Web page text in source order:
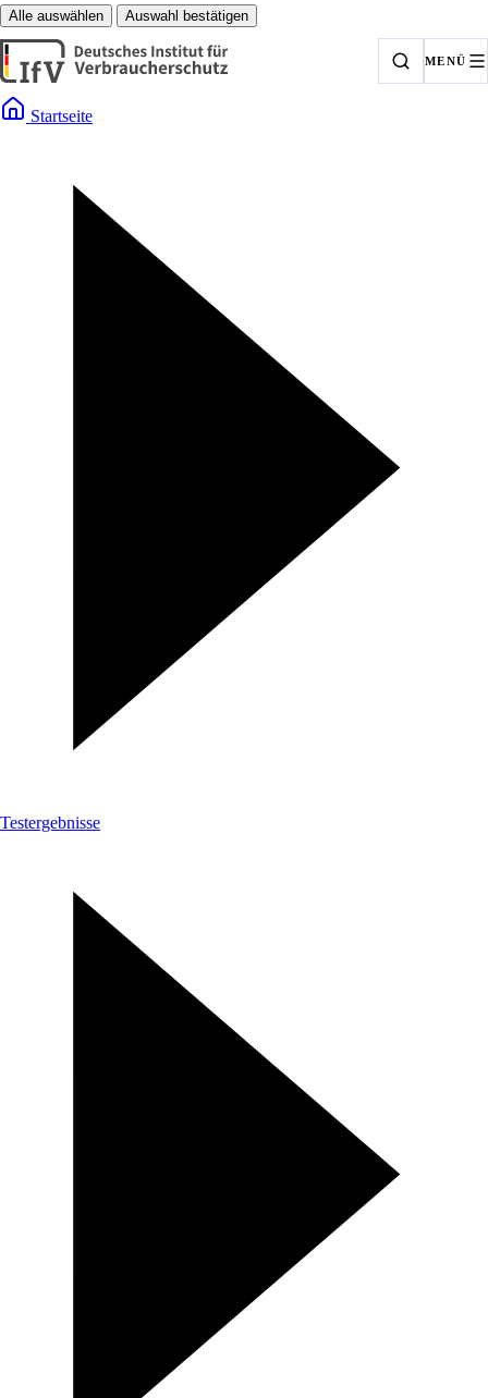
Alle auswählen Auswahl bestätigen
MENÜ
Startseite
Testergebnisse